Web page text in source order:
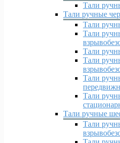
Тали
Тали ручные
Тали
Тали
Тали
Тали
Тали
Тали
Тали ручные
Тали